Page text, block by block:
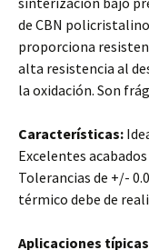
de CBN
proporciona
alta resistencia al
la oxidación. Son
Características:
Excelentes
Tolerancias de +/-
térmico debe de
Aplicaciones